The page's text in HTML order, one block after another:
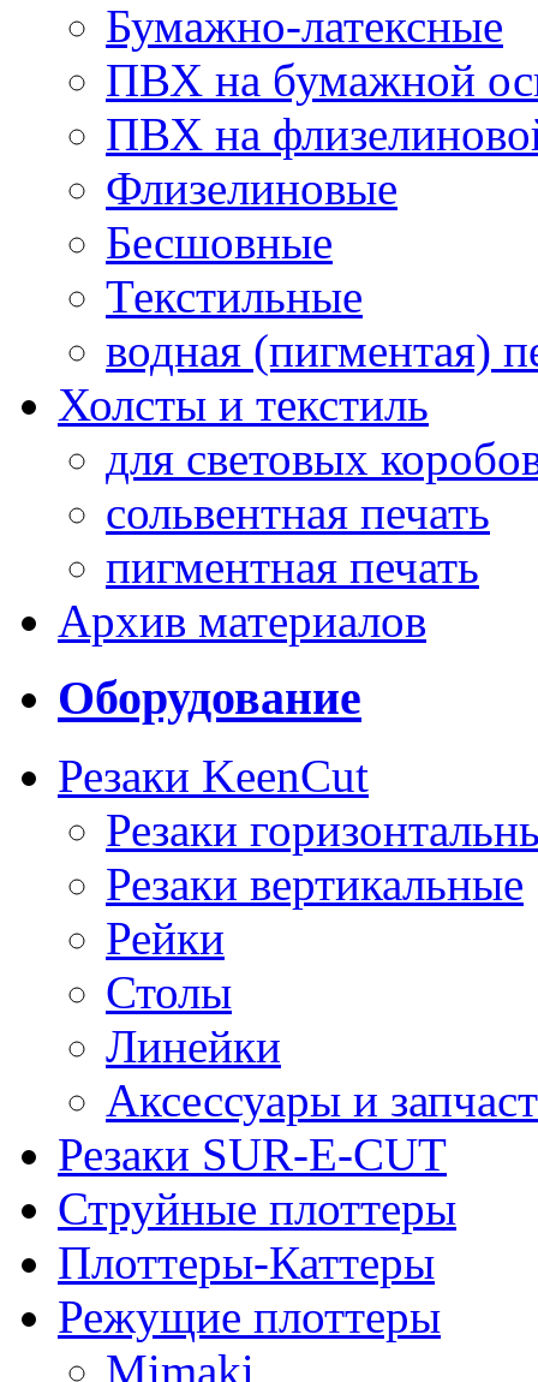
Бумажно-латексные
ПВХ на бумажной
ПВХ на
Флизелиновые
Бесшовные
Текстильные
водная (пигментая)
Холсты и текстиль
для световых
сольвентная печать
пигментная печать
Архив материалов
Оборудование
Резаки KeenCut
Резаки
Резаки вертикальные
Рейки
Столы
Линейки
Аксессуары и
Резаки SUR-E-CUT
Струйные плоттеры
Плоттеры-Каттеры
Режущие плоттеры
Mimaki